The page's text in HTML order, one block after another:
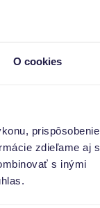
O cookies
prispôsobenie
zdieľame aj s
s inými